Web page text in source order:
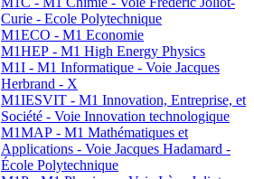
Curie - Ecole Polytechnique
M1ECO - M1 Economie
M1HEP - M1 High Energy Physics
M1I - M1 Informatique - Voie Jacques
Herbrand - X
M1IESVIT - M1 Innovation, Entreprise, et
Société - Voie Innovation technologique
M1MAP - M1 Mathématiques et
Applications - Voie Jacques Hadamard -
École Polytechnique